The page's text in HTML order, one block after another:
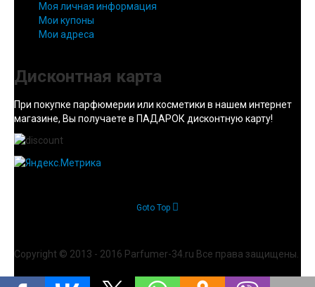
Моя личная информация
Мои купоны
Мои адреса
Дисконтная карта
При покупке парфюмерии или косметики в нашем интернет
магазине, Вы получаете в ПАДАРОК дисконтную карту!
Goto Top
Copyright © 2013 - 2016 Parfumer-34.ru Все права защищены.